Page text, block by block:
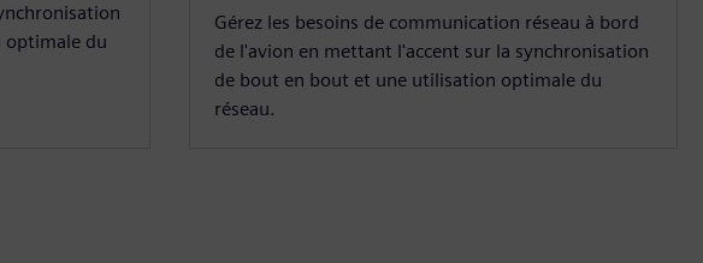
optimale du
Gérez les besoins de communication réseau à bord
de l'avion en mettant l'accent sur la synchronisation
de bout en bout et une utilisation optimale du
réseau.